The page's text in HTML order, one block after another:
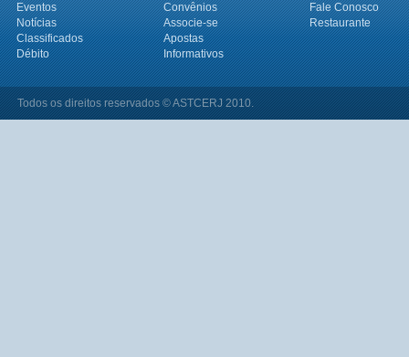
Eventos
Convênios
Fale Conosco
Notícias
Associe-se
Restaurante
Classificados
Apostas
Débito
Informativos
Todos os direitos reservados © ASTCERJ 2010.